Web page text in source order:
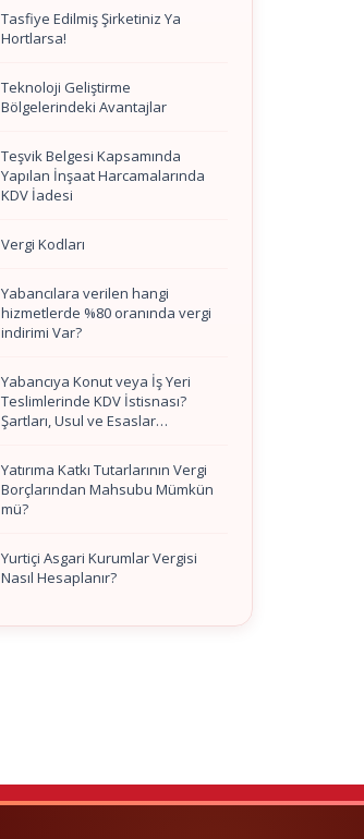
Tasfiye Edilmiş Şirketiniz Ya
Hortlarsa!
Teknoloji Geliştirme
Bölgelerindeki Avantajlar
Teşvik Belgesi Kapsamında
Yapılan İnşaat Harcamalarında
KDV İadesi
Vergi Kodları
Yabancılara verilen hangi
hizmetlerde %80 oranında vergi
indirimi Var?
Yabancıya Konut veya İş Yeri
Teslimlerinde KDV İstisnası?
Şartları, Usul ve Esaslar…
Yatırıma Katkı Tutarlarının Vergi
Borçlarından Mahsubu Mümkün
mü?
Yurtiçi Asgari Kurumlar Vergisi
Nasıl Hesaplanır?